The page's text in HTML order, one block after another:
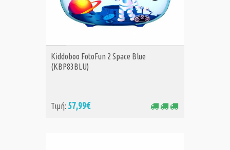
ΑΓΟΡΑ
Kiddoboo FotoFun 2 Space Blue
(KBP83BLU)
Τιμή: 57,99€